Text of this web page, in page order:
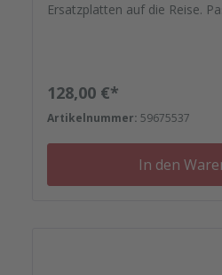
Ersatzplatten auf die Reise.
Nieten, Schrauben,
Reparaturplättchen.
Regulärer Preis:
128,00 €*
Artikelnummer: 59675537
In den